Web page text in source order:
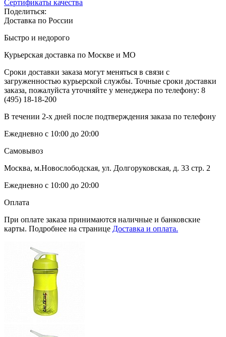
Сертификаты качества
Поделиться:
Доставка по России
Быстро и недорого
Курьерская доставка по Москве и МО
Сроки доставки заказа могут меняться в связи с
загруженностью курьерской службы. Точные сроки доставки
заказа, пожалуйста уточняйте у менеджера по телефону: 8
(495) 18-18-200
В течении 2-х дней после подтверждения заказа по телефону
Ежедневно с 10:00 до 20:00
Самовывоз
Москва, м.Новослободская, ул. Долгоруковская, д. 33 стр. 2
Ежедневно с 10:00 до 20:00
Оплата
При оплате заказа принимаются наличные и банковские
карты. Подробнее на странице Доставка и оплата.